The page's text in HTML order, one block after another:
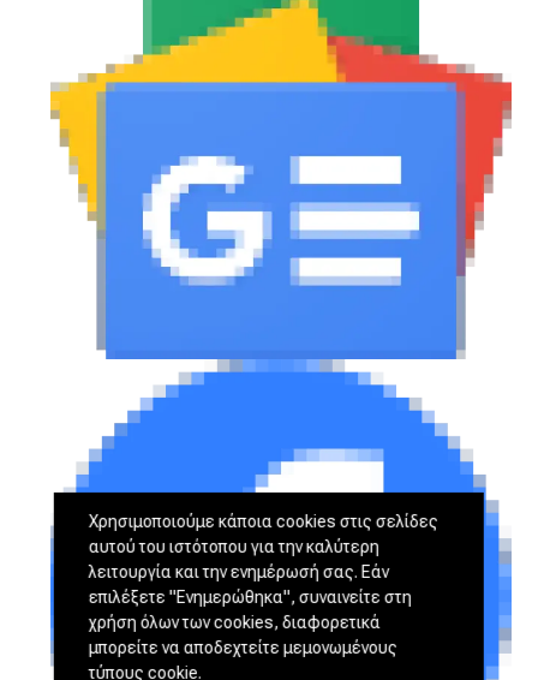
Χρησιμοποιούμε κάποια cookies στις σελίδες
αυτού του ιστότοπου για την καλύτερη
λειτουργία και την ενημέρωσή σας. Εάν
επιλέξετε "Ενημερώθηκα", συναινείτε στη
χρήση όλων των cookies, διαφορετικά
μπορείτε να αποδεχτείτε μεμονωμένους
τύπους cookie.